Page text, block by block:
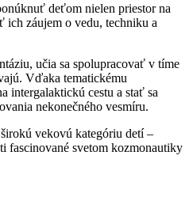
deťom nielen priestor na
ich záujem o vedu, techniku a
učia sa spolupracovať v tíme
Vďaka tematickému
intergalaktickú cestu a stať sa
nekonečného vesmíru.
vekovú kategóriu detí –
fascinované svetom kozmonautiky